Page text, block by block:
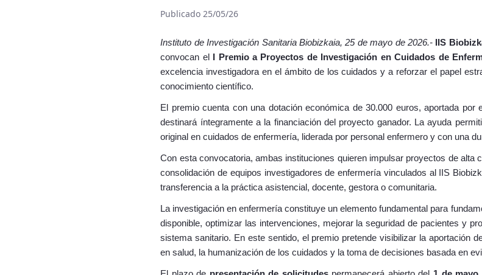
Publicado 25/05/26
Instituto de Investigación Sanitaria Biobizkaia, 25 de mayo de 2026.- IIS
convocan el I Premio a Proyectos de Investigación en Cuidados de
excelencia investigadora en el ámbito de los cuidados y a reforzar el papel
conocimiento científico.
El premio cuenta con una dotación económica de 30.000 euros, aportada
destinará íntegramente a la financiación del proyecto ganador. La ayuda
original en cuidados de enfermería, liderada por personal enfermero y con una
Con esta convocatoria, ambas instituciones quieren impulsar proyectos de alta
consolidación de equipos investigadores de enfermería vinculados al IIS
transferencia a la práctica asistencial, docente, gestora o comunitaria.
La investigación en enfermería constituye un elemento fundamental para
disponible, optimizar las intervenciones, mejorar la seguridad de pacientes y
sistema sanitario. En este sentido, el premio pretende visibilizar la aportación
en salud, la humanización de los cuidados y la toma de decisiones basada en